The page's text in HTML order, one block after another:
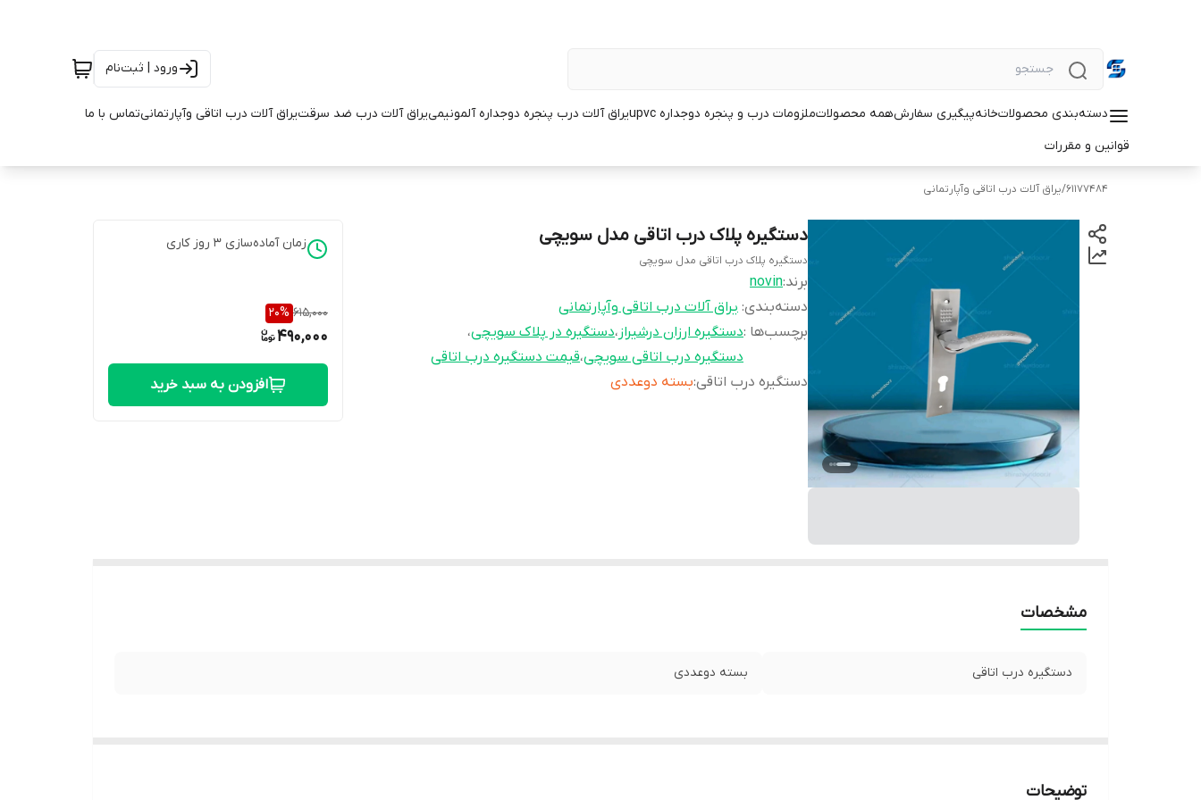
ورود | ثبت‌نام
دسته‌بندی محصولاتخانهپیگیری سفارشهمه محصولاتملزومات درب و پنجره دوجداره upvc یراق آلات درب پنجره دوجداره آلمونیمییراق آلات درب ضد سرقتیراق آلات درب اتاقی وآپارتمانیتماس با ما
قوانین و مقررات
61177484
/یراق آلات درب اتاقی وآپارتمانی
دستگیره پلاک درب اتاقی مدل سویچی
دستگیره پلاک درب اتاقی مدل سویچی
برند:novin
دسته‌بندی: یراق آلات درب اتاقی وآپارتمانی
برچسب‌ها :دستگیره ارزان درشیراز ،دستگیره در پلاک سویچی،
دستگیره درب اتاقی سویچی،قیمت دستگیره درب اتاقی
دستگیره درب اتاقی:بسته دوعددی
زمان آماده‌سازی 3 روز کاری
615,000
20%
490,000
افزودن به سبد خرید
مشخصات
دستگیره درب اتاقی بسته دوعددی
توضیحات